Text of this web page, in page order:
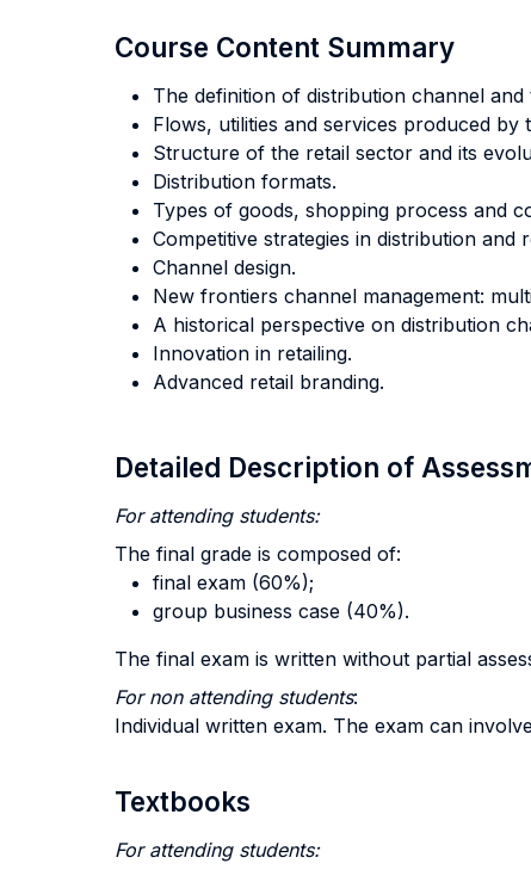
Course Content Summary
The definition of distribution channel
Flows, utilities and services produced by
Structure of the retail sector and its
Distribution formats.
Types of goods, shopping process and
Competitive strategies in distribution and
Channel design.
New frontiers channel management:
A historical perspective on distribution
Innovation in retailing.
Advanced retail branding.
Detailed Description of
For attending students:
The final grade is composed of:
final exam (60%);
group business case (40%).
The final exam is written without partial
For non attending students:
Individual written exam. The exam can
Textbooks
For attending students: